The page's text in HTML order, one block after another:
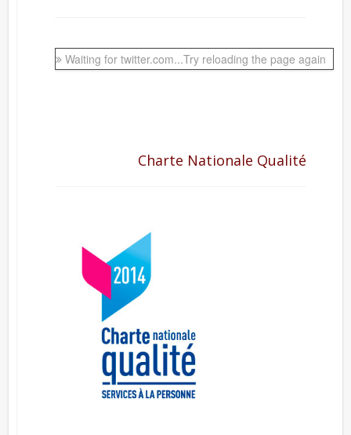
Waiting for twitter.com...Try reloading the page again
Charte Nationale Qualité